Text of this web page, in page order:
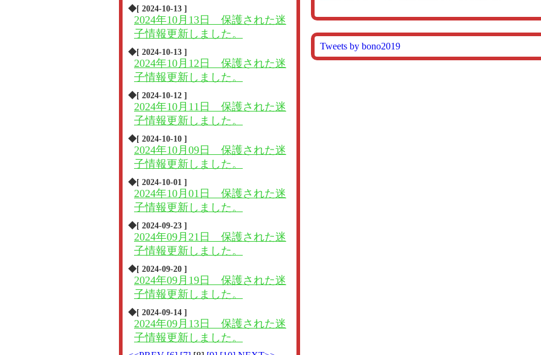
◆[ 2024-10-13 ]
2024年10月13日 保護された迷
子情報更新しました。
◆[ 2024-10-13 ]
2024年10月12日 保護された迷
子情報更新しました。
◆[ 2024-10-12 ]
2024年10月11日 保護された迷
子情報更新しました。
◆[ 2024-10-10 ]
2024年10月09日 保護された迷
子情報更新しました。
◆[ 2024-10-01 ]
2024年10月01日 保護された迷
子情報更新しました。
◆[ 2024-09-23 ]
2024年09月21日 保護された迷
子情報更新しました。
◆[ 2024-09-20 ]
2024年09月19日 保護された迷
子情報更新しました。
◆[ 2024-09-14 ]
2024年09月13日 保護された迷
子情報更新しました。
Tweets by bono2019